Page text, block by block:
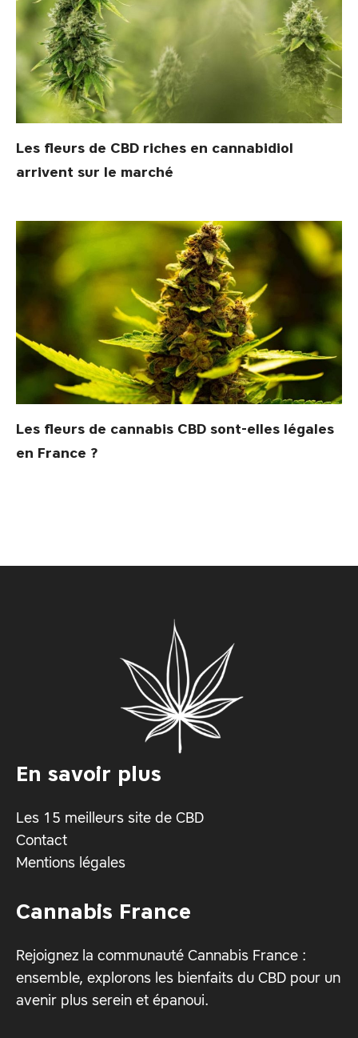
Les fleurs de CBD riches en cannabidiol
arrivent sur le marché
Les fleurs de cannabis CBD sont-elles légales
en France ?
En savoir plus
Les 15 meilleurs site de CBD
Contact
Mentions légales
Cannabis France
Rejoignez la communauté Cannabis France :
ensemble, explorons les bienfaits du CBD pour un
avenir plus serein et épanoui.